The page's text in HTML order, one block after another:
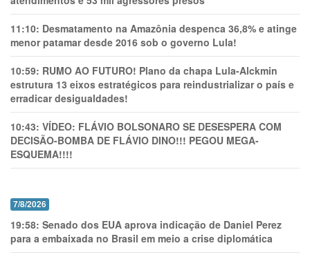
11:10: Desmatamento na Amazônia despenca 36,8% e atinge
menor patamar desde 2016 sob o governo Lula!
10:59: RUMO AO FUTURO! Plano da chapa Lula-Alckmin
estrutura 13 eixos estratégicos para reindustrializar o país e
erradicar desigualdades!
10:43: VÍDEO: FLÁVIO BOLSONARO SE DESESPERA COM
DECISÃO-BOMBA DE FLÁVIO DINO!!! PEGOU MEGA-
ESQUEMA!!!!
7/8/2026
19:58: Senado dos EUA aprova indicação de Daniel Perez
para a embaixada no Brasil em meio a crise diplomática